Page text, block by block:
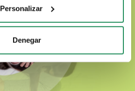
Personalizar
Denegar